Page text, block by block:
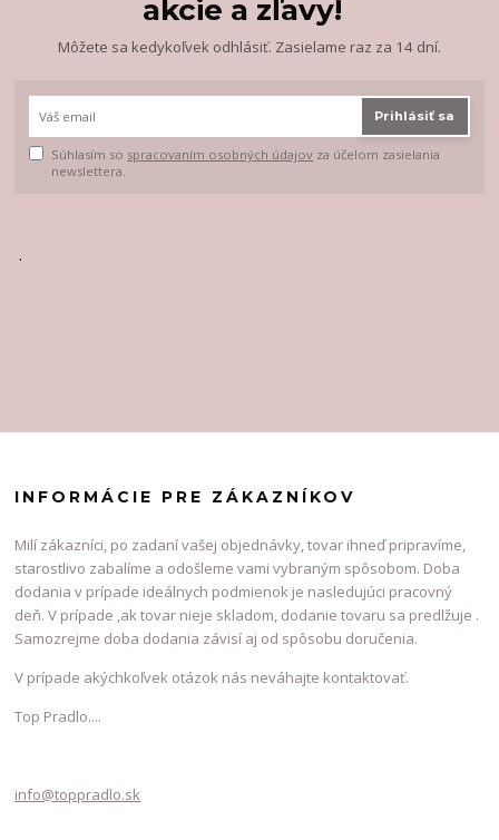
akcie a zľavy!
Môžete sa kedykoľvek odhlásiť. Zasielame raz za 14 dní.
Prihlásiť sa
Súhlasím so spracovaním osobných údajov za účelom zasielania
newslettera.
.
INFORMÁCIE PRE ZÁKAZNÍKOV
Milí zákazníci, po zadaní vašej objednávky, tovar ihneď pripravíme,
starostlivo zabalíme a odošleme vami vybraným spôsobom. Doba
dodania v prípade ideálnych podmienok je nasledujúci pracovný
deň. V prípade ,ak tovar nieje skladom, dodanie tovaru sa predlžuje .
Samozrejme doba dodania závisí aj od spôsobu doručenia.
V prípade akýchkoľvek otázok nás neváhajte kontaktovať.
Top Pradlo....
info@toppradlo.sk